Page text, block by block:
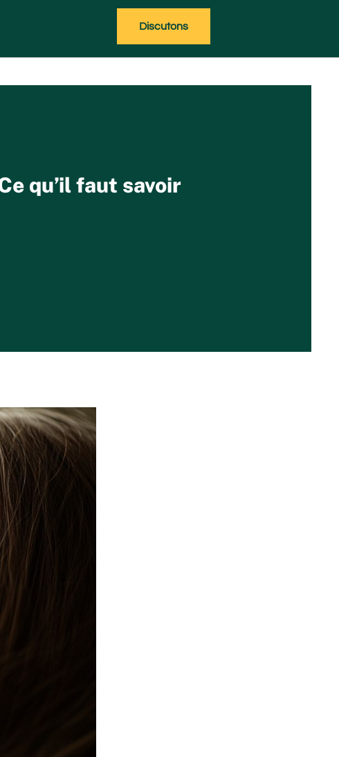
Discutons
qu’il faut savoir